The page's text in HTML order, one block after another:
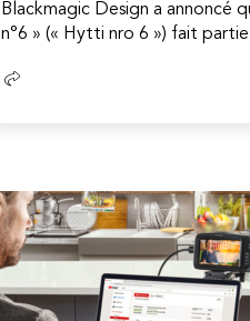
Blackmagic Design a annoncé
n°6 » (« Hytti nro 6 ») fait
Lire